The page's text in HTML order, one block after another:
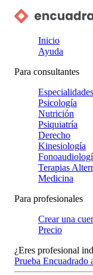
Inicio
Ayuda
Para consultantes
Especialidades
Psicología
Nutrición
Psiquiatría
Derecho
Kinesiología
Terapias
Medicina
Para profesionales
Crear una
Precio
¿Eres profesional
Prueba Encuadrado